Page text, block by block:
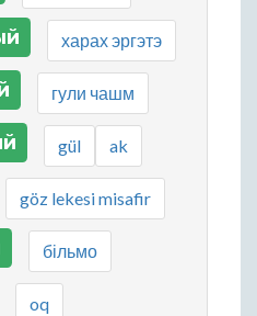
харах эргэтэ
гули чашм
gül ak
göz lekesi misafir
більмо
oq